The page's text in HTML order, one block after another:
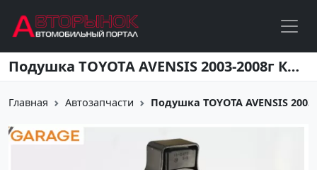
Перейти к основному содержанию Подушка TOYOTA AVENSIS 2003-2008г Краснодар
Главная Автозапчасти Подушка TOYOTA AVENSIS